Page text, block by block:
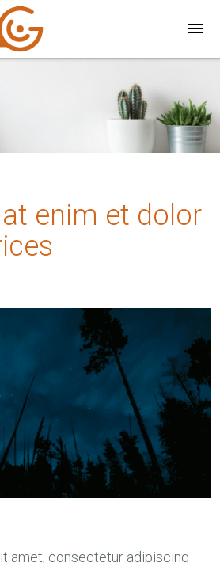
enim et dolor
amet, consectetur adipiscing